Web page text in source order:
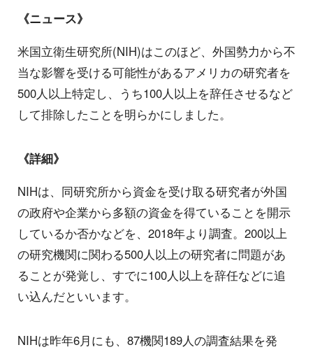
《ニュース》
米国立衛生研究所(NIH)はこのほど、外国勢力から不
当な影響を受ける可能性があるアメリカの研究者を
500人以上特定し、うち100人以上を辞任させるなど
して排除したことを明らかにしました。
《詳細》
NIHは、同研究所から資金を受け取る研究者が外国
の政府や企業から多額の資金を得ていることを開示
しているか否かなどを、2018年より調査。200以上
の研究機関に関わる500人以上の研究者に問題があ
ることが発覚し、すでに100人以上を辞任などに追
い込んだといいます。
NIHは昨年6月にも、87機関189人の調査結果を発